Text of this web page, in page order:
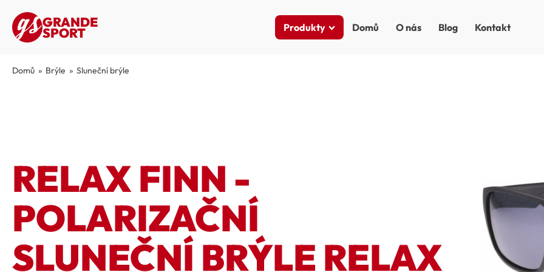
GRANDE
SPORT Produkty Domů O nás Blog Kontakt
Domů » Brýle » Sluneční brýle
RELAX FINN -
POLARIZAČNÍ
SLUNEČNÍ BRÝLE RELAX